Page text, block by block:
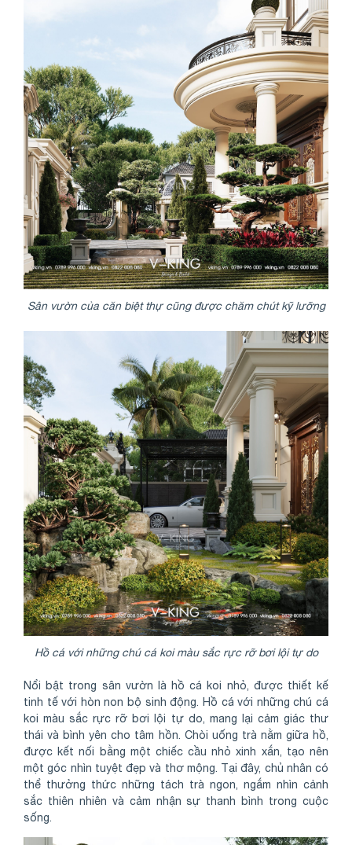
Sân vườn của căn biệt thự cũng được chăm chút kỹ lưỡng
Hồ cá với những chú cá koi màu sắc rực rỡ bơi lội tự do
Nổi bật trong sân vườn là hồ cá koi nhỏ, được thiết kế
tinh tế với hòn non bộ sinh động. Hồ cá với những chú cá
koi màu sắc rực rỡ bơi lội tự do, mang lại cảm giác thư
thái và bình yên cho tâm hồn. Chòi uống trà nằm giữa hồ,
được kết nối bằng một chiếc cầu nhỏ xinh xắn, tạo nên
một góc nhìn tuyệt đẹp và thơ mộng. Tại đây, chủ nhân có
thể thưởng thức những tách trà ngon, ngắm nhìn cảnh
sắc thiên nhiên và cảm nhận sự thanh bình trong cuộc
sống.